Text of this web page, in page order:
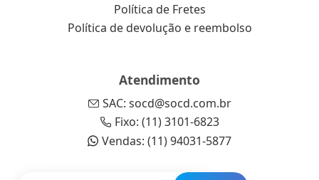
Política de Fretes
Política de devolução e reembolso
Atendimento
SAC: socd@socd.com.br
Fixo: (11) 3101-6823
Vendas: (11) 94031-5877